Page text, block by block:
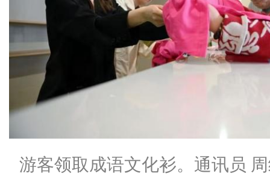
游客领取成语文化衫。通讯员